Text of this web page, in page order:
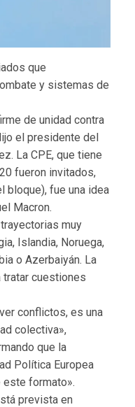
que
y sistemas de
de unidad contra
el presidente del
La CPE, que tiene
fueron invitados,
bloque), fue una idea
Macron.
muy
Islandia, Noruega,
o Azerbaiyán. La
tratar cuestiones
conflictos, es una
colectiva»,
que la
Política Europea
este formato».
prevista en